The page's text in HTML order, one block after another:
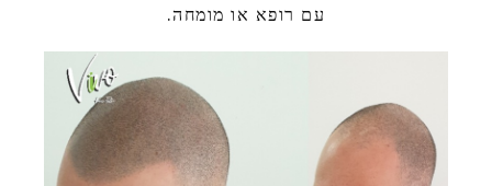
עם רופא או מומחה.